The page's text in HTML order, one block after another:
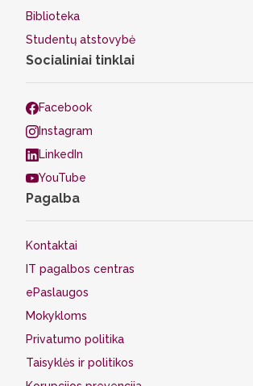
Biblioteka
Studentų atstovybė
Socialiniai tinklai
Facebook
Instagram
LinkedIn
YouTube
Pagalba
Kontaktai
IT pagalbos centras
ePaslaugos
Mokykloms
Privatumo politika
Taisyklės ir politikos